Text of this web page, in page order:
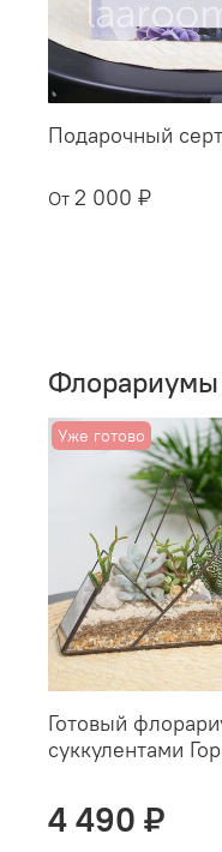
Подарочный
От 2 000 ₽
Флорариумы
Уже готово
Готовый
суккулентами
4 490 ₽